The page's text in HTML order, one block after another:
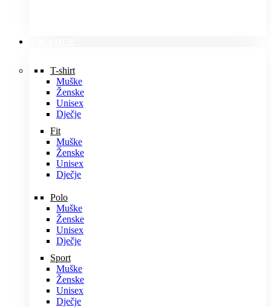
T-shirt
Muške
Ženske
Unisex
Dječje
Fit
Muške
Ženske
Unisex
Dječje
Polo
Muške
Ženske
Unisex
Dječje
Sport
Muške
Ženske
Unisex
Dječje